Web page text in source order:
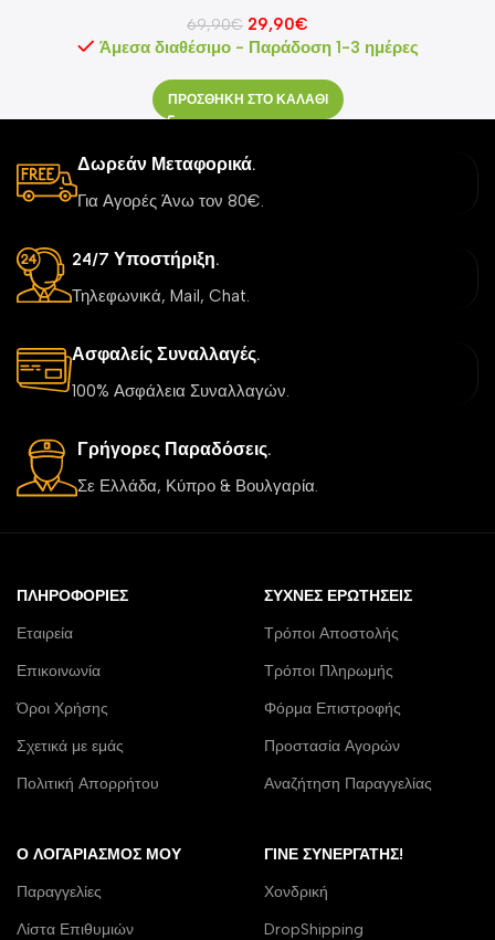
69,90€ 29,90€
Άμεσα διαθέσιμο - Παράδοση 1-3 ημέρες
ΠΡΟΣΘΗΚΗ ΣΤΟ ΚΑΛΑΘΙ
Δωρεάν Μεταφορικά.
Για Αγορές Άνω τον 80€.
24/7 Υποστήριξη.
Τηλεφωνικά, Mail, Chat.
Ασφαλείς Συναλλαγές.
100% Ασφάλεια Συναλλαγών.
Γρήγορες Παραδόσεις.
Σε Ελλάδα, Κύπρο & Βουλγαρία.
ΠΛΗΡΟΦΟΡΊΕΣ
Εταιρεία
Επικοινωνία
Όροι Χρήσης
Σχετικά με εμάς
Πολιτική Απορρήτου
ΣΥΧΝΈΣ ΕΡΩΤΉΣΕΙΣ
Τρόποι Αποστολής
Τρόποι Πληρωμής
Φόρμα Επιστροφής
Προστασία Αγορών
Αναζήτηση Παραγγελίας
Ο ΛΟΓΑΡΙΑΣΜΌΣ ΜΟΥ
Παραγγελίες
Λίστα Επιθυμιών
ΓΊΝΕ ΣΥΝΕΡΓΆΤΗΣ!
Χονδρική
DropShipping